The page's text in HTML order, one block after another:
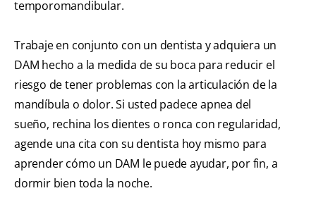
temporomandibular.
Trabaje en conjunto con un dentista y adquiera un
DAM hecho a la medida de su boca para reducir el
riesgo de tener problemas con la articulación de la
mandíbula o dolor. Si usted padece apnea del
sueño, rechina los dientes o ronca con regularidad,
agende una cita con su dentista hoy mismo para
aprender cómo un DAM le puede ayudar, por fin, a
dormir bien toda la noche.